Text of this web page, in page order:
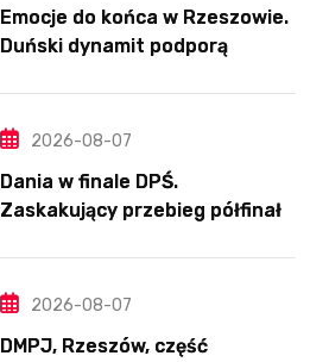
Emocje do końca w Rzeszowie.
Duński dynamit podporą
2026-08-07
Dania w finale DPŚ.
Zaskakujący przebieg półfinału
2026-08-07
DMPJ, Rzeszów, część